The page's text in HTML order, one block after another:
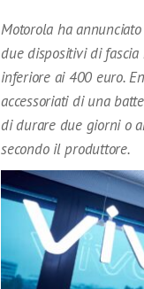
Motorola ha
due dispositivi di fascia
inferiore ai 400 euro.
accessoriati di una
di durare due giorni o
secondo il produttore.